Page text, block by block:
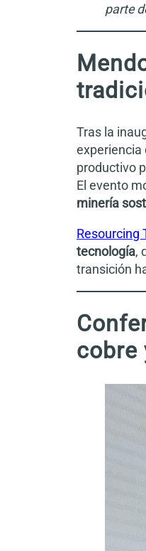
parte
Tras la
experiencia
productivo
El evento
minería
Resourcing
tecnología,
transición
cobre